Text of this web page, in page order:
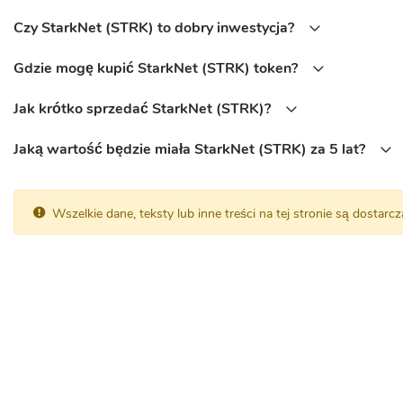
Gdzie można kupić tokeny STRK?
Tokeny STRK są dostępne na wielu popularnych giełdach
StarkNet (STRK) Wspólnota
Twitter:https://twitter.com/StarkWareLtd
Jaki jest adres umowy StarkNet (STRK)?
Czy StarkNet (STRK) to dobry inwestycja?
Gdzie mogę kupić StarkNet (STRK) token?
Jak krótko sprzedać StarkNet (STRK)?
Jaką wartość będzie miała StarkNet (STRK) za 5 lat?
Wszelkie dane, teksty lub inne treści na tej stronie są